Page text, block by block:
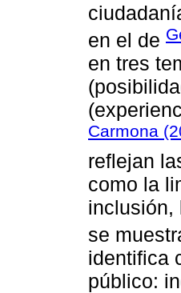
en el de
en tres
Carmona
reflejan
como la
inclusión,
se
identifica
público: